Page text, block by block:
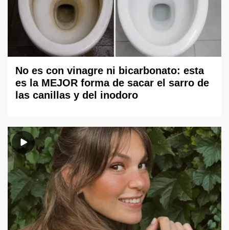
No es con vinagre ni bicarbonato: esta
es la MEJOR forma de sacar el sarro de
las canillas y del inodoro